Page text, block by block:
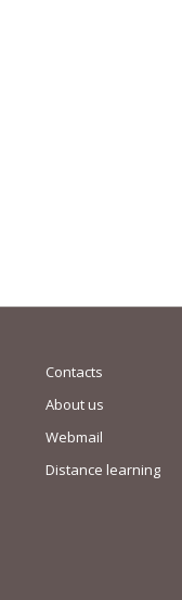
Contacts
About us
Webmail
Distance learning